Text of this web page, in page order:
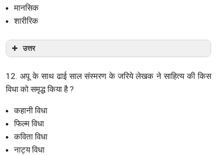
मानसिक
शारीरिक
उत्तर
12. अपू के साथ ढाई साल संस्मरण के जरिये लेखक ने साहित्य की किस
विधा को समृद्ध किया है ?
कहानी विधा
फिल्म विधा
कविता विधा
नाट्य विधा